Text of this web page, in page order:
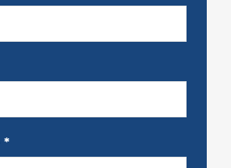
*